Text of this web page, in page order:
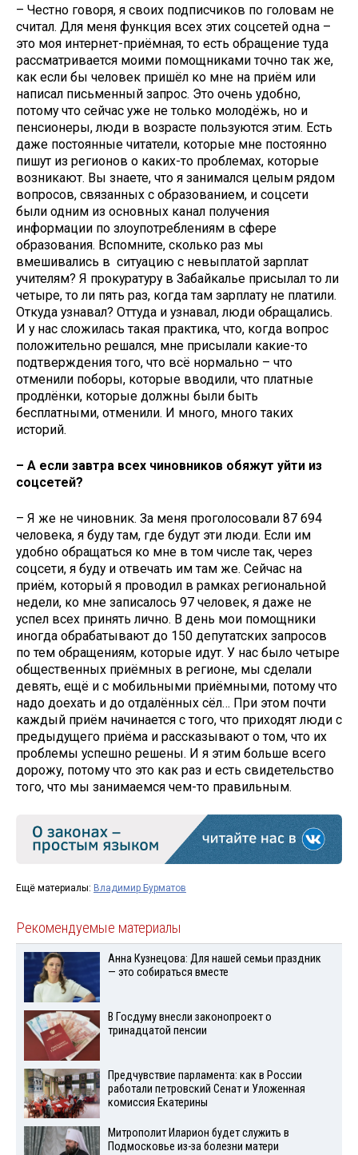
– Честно говоря, я своих подписчиков по головам не
считал. Для меня функция всех этих соцсетей одна –
это моя интернет-приёмная, то есть обращение туда
рассматривается моими помощниками точно так же,
как если бы человек пришёл ко мне на приём или
написал письменный запрос. Это очень удобно,
потому что сейчас уже не только молодёжь, но и
пенсионеры, люди в возрасте пользуются этим. Есть
даже постоянные читатели, которые мне постоянно
пишут из регионов о каких-то проблемах, которые
возникают. Вы знаете, что я занимался целым рядом
вопросов, связанных с образованием, и соцсети
были одним из основных канал получения
информации по злоупотреблениям в сфере
образования. Вспомните, сколько раз мы
вмешивались в ситуацию с невыплатой зарплат
учителям? Я прокуратуру в Забайкалье присылал то ли
четыре, то ли пять раз, когда там зарплату не платили.
Откуда узнавал? Оттуда и узнавал, люди обращались.
И у нас сложилась такая практика, что, когда вопрос
положительно решался, мне присылали какие-то
подтверждения того, что всё нормально – что
отменили поборы, которые вводили, что платные
продлёнки, которые должны были быть
бесплатными, отменили. И много, много таких
историй.
– А если завтра всех чиновников обяжут уйти из
соцсетей?
– Я же не чиновник. За меня проголосовали 87 694
человека, я буду там, где будут эти люди. Если им
удобно обращаться ко мне в том числе так, через
соцсети, я буду и отвечать им там же. Сейчас на
приём, который я проводил в рамках региональной
недели, ко мне записалось 97 человек, я даже не
успел всех принять лично. В день мои помощники
иногда обрабатывают до 150 депутатских запросов
по тем обращениям, которые идут. У нас было четыре
общественных приёмных в регионе, мы сделали
девять, ещё и с мобильными приёмными, потому что
надо доехать и до отдалённых сёл… При этом почти
каждый приём начинается с того, что приходят люди с
предыдущего приёма и рассказывают о том, что их
проблемы успешно решены. И я этим больше всего
дорожу, потому что это как раз и есть свидетельство
того, что мы занимаемся чем-то правильным.
Ещё материалы: Владимир Бурматов
Рекомендуемые материалы
Анна Кузнецова: Для нашей семьи праздник
— это собираться вместе
В Госдуму внесли законопроект о
тринадцатой пенсии
Предчувствие парламента: как в России
работали петровский Сенат и Уложенная
комиссия Екатерины
Митрополит Иларион будет служить в
Подмосковье из-за болезни матери